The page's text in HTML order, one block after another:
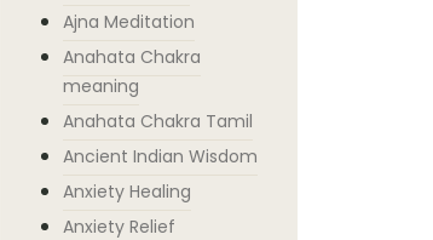
Ajna Meditation
Anahata Chakra
meaning
Anahata Chakra Tamil
Ancient Indian Wisdom
Anxiety Healing
Anxiety Relief